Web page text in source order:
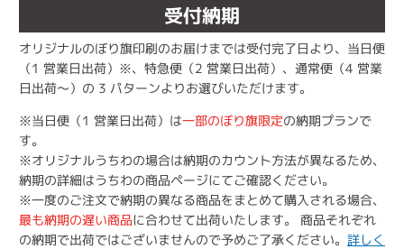
受付納期
オリジナルのぼり旗印刷のお届けまでは受付完了日より、当日便
（1 営業日出荷）※、特急便（2 営業日出荷）、通常便（4 営業
日出荷～）の 3 パターンよりお選びいただけます。
※当日便（1 営業日出荷）は一部のぼり旗限定の納期プランで
す。
※オリジナルうちわの場合は納期のカウント方法が異なるため、
納期の詳細はうちわの商品ページにてご確認ください。
※一度のご注文で納期の異なる商品をまとめて購入される場合、
最も納期の遅い商品に合わせて出荷いたします。 商品それぞれ
の納期で出荷ではございませんので予めご了承ください。 詳しく